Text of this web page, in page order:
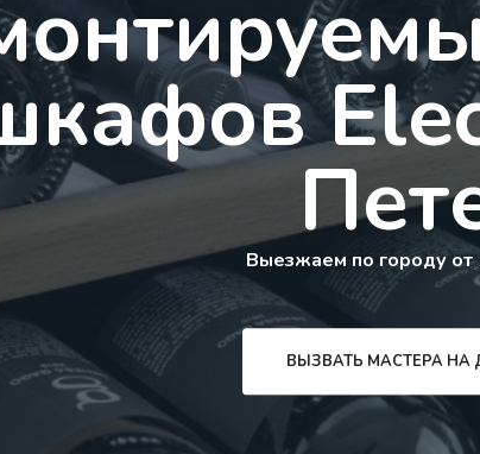
Выезжаем по городу от
ВЫЗВАТЬ МАСТЕРА НА